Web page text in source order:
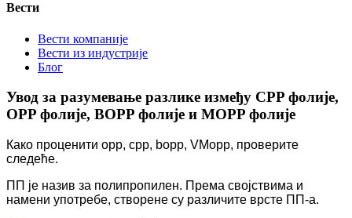
Вести
Вести компаније
Вести из индустрије
Блог
Увод за разумевање разлике између CPP фолије,
OPP фолије, BOPP фолије и MOPP фолије
Како проценити opp, cpp, bopp, VMopp, проверите
следеће.
ПП је назив за полипропилен. Према својствима и
намени употребе, створене су различите врсте ПП-а.